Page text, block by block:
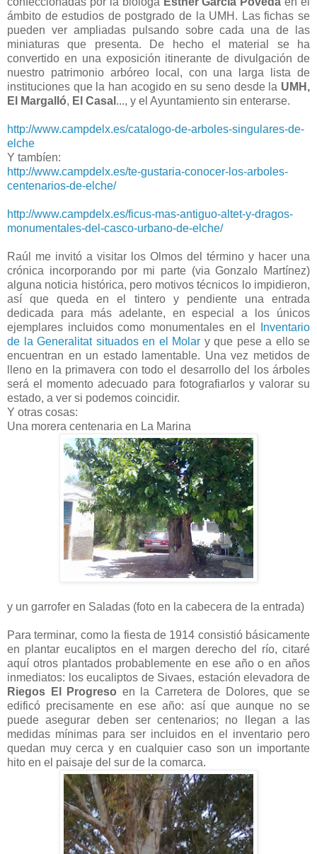
ámbito de estudios de postgrado de la UMH. Las fichas se
pueden ver ampliadas pulsando sobre cada una de las
miniaturas que presenta. De hecho el material se ha
convertido en una exposición itinerante de divulgación de
nuestro patrimonio arbóreo local, con una larga lista de
instituciones que la han acogido en su seno desde la UMH,
El Margalló, El Casal ..., y el Ayuntamiento sin enterarse.
http://www.campdelx.es/catalogo-de-arboles-singulares-de-
elche
Y tambíen:
http://www.campdelx.es/te-gustaria-conocer-los-arboles-
centenarios-de-elche/
http://www.campdelx.es/ficus-mas-antiguo-altet-y-dragos-
monumentales-del-casco-urbano-de-elche/
Raúl me invitó a visitar los Olmos del término y hacer una
crónica incorporando por mi parte (via Gonzalo Martínez)
alguna noticia histórica, pero motivos técnicos lo impidieron,
así que queda en el tintero y pendiente una entrada
dedicada para más adelante, en especial a los únicos
ejemplares incluidos como monumentales en el
Inventario
de la Generalitat situados en el Molar y que pese a ello se
encuentran en un estado lamentable. Una vez metidos de
lleno en la primavera con todo el desarrollo del los árboles
será el momento adecuado para fotografiarlos y valorar su
estado, a ver si podemos coincidir.
Y otras cosas:
Una morera centenaria en La Marina
y un garrofer en Saladas (foto en la cabecera de la entrada)
Para terminar, como la fiesta de 1914 consistió básicamente
en plantar eucaliptos en el margen derecho del río, citaré
aquí otros plantados probablemente en ese año o en años
inmediatos: los eucaliptos de Sivaes, estación elevadora de
Riegos El Progreso en la Carretera de Dolores, que se
edificó precisamente en ese año: así que aunque no se
puede asegurar deben ser centenarios; no llegan a las
medidas mínimas para ser incluidos en el inventario pero
quedan muy cerca y en cualquier caso son un importante
hito en el paisaje del sur de la comarca.